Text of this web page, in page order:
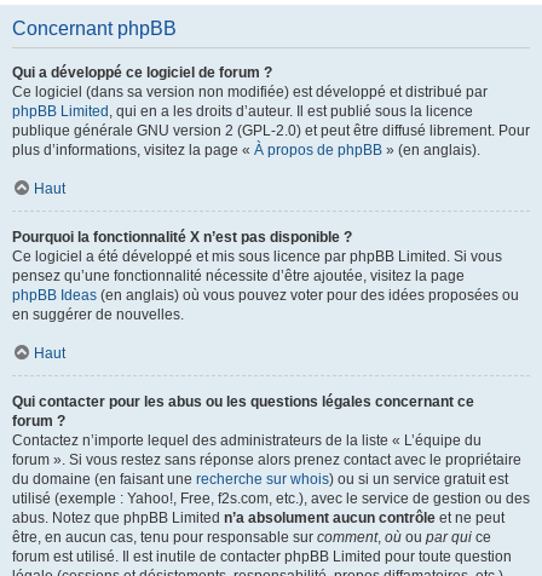
Concernant phpBB
Qui a développé ce logiciel de forum ?
Ce logiciel (dans sa version non modifiée) est développé et distribué par
phpBB Limited , qui en a les droits d’auteur. Il est publié sous la licence
publique générale GNU version 2 (GPL-2.0) et peut être diffusé librement. Pour
plus d’informations, visitez la page « À propos de phpBB » (en anglais).
Haut
Pourquoi la fonctionnalité X n’est pas disponible ?
Ce logiciel a été développé et mis sous licence par phpBB Limited. Si vous
pensez qu’une fonctionnalité nécessite d’être ajoutée, visitez la page
phpBB Ideas (en anglais) où vous pouvez voter pour des idées proposées ou
en suggérer de nouvelles.
Haut
Qui contacter pour les abus ou les questions légales concernant ce
forum ?
Contactez n’importe lequel des administrateurs de la liste « L’équipe du
forum ». Si vous restez sans réponse alors prenez contact avec le propriétaire
du domaine (en faisant une recherche sur whois) ou si un service gratuit est
utilisé (exemple : Yahoo!, Free, f2s.com, etc.), avec le service de gestion ou des
abus. Notez que phpBB Limited n’a absolument aucun contrôle et ne peut
être, en aucun cas, tenu pour responsable sur comment, où ou par qui ce
forum est utilisé. Il est inutile de contacter phpBB Limited pour toute question